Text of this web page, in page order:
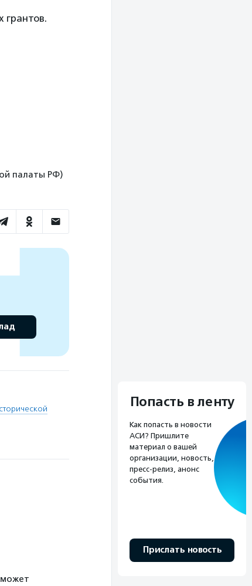
палаты РФ)
Попасть в ленту
Как попасть в новости
АСИ? Пришлите
материал о вашей
организации, новость,
пресс-релиз, анонс
события.
Прислать новость